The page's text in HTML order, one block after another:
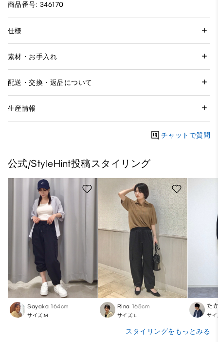
商品番号: 346170
仕様
素材・お手入れ
配送・交換・返品について
生産情報
チャットで質問
公式/StyleHint投稿スタイリング
Sayaka 164cm
サイズ:M
Rina 165cm
サイズ:L
た
サ
スタイリングをもっとみる